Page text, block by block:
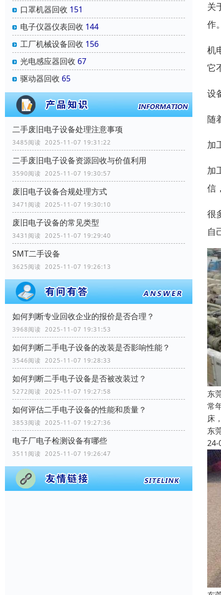
口罩机器回收 151
电子仪器仪表回收 144
工厂机械设备回收 156
光电感应器回收 67
驱动器回收 65
二手废旧电子设备处理注意事项
3485阅读 2025-11-07 19:31:22
二手废旧电子设备资源回收与价值利用
3590阅读 2025-11-07 19:30:57
废旧电子设备合规处理方式
3471阅读 2025-11-07 19:30:10
废旧电子设备的常见类型
3431阅读 2025-11-07 19:29:40
SMT二手设备
3625阅读 2025-11-07 19:26:13
如何判断专业回收企业的报价是否合理？
3968阅读 2025-11-07 19:31:53
如何判断二手电子设备的改装是否影响性能？
3546阅读 2025-11-07 19:28:33
如何判断二手电子设备是否被改装过？
5272阅读 2025-11-07 19:27:58
如何评估二手电子设备的性能和质量？
3853阅读 2025-11-07 19:27:36
电子厂电子检测设备有哪些
3511阅读 2025-11-07 19:26:47
关
作
机
它
设
随
加
加
信
很
自
东
常
床
东
24-